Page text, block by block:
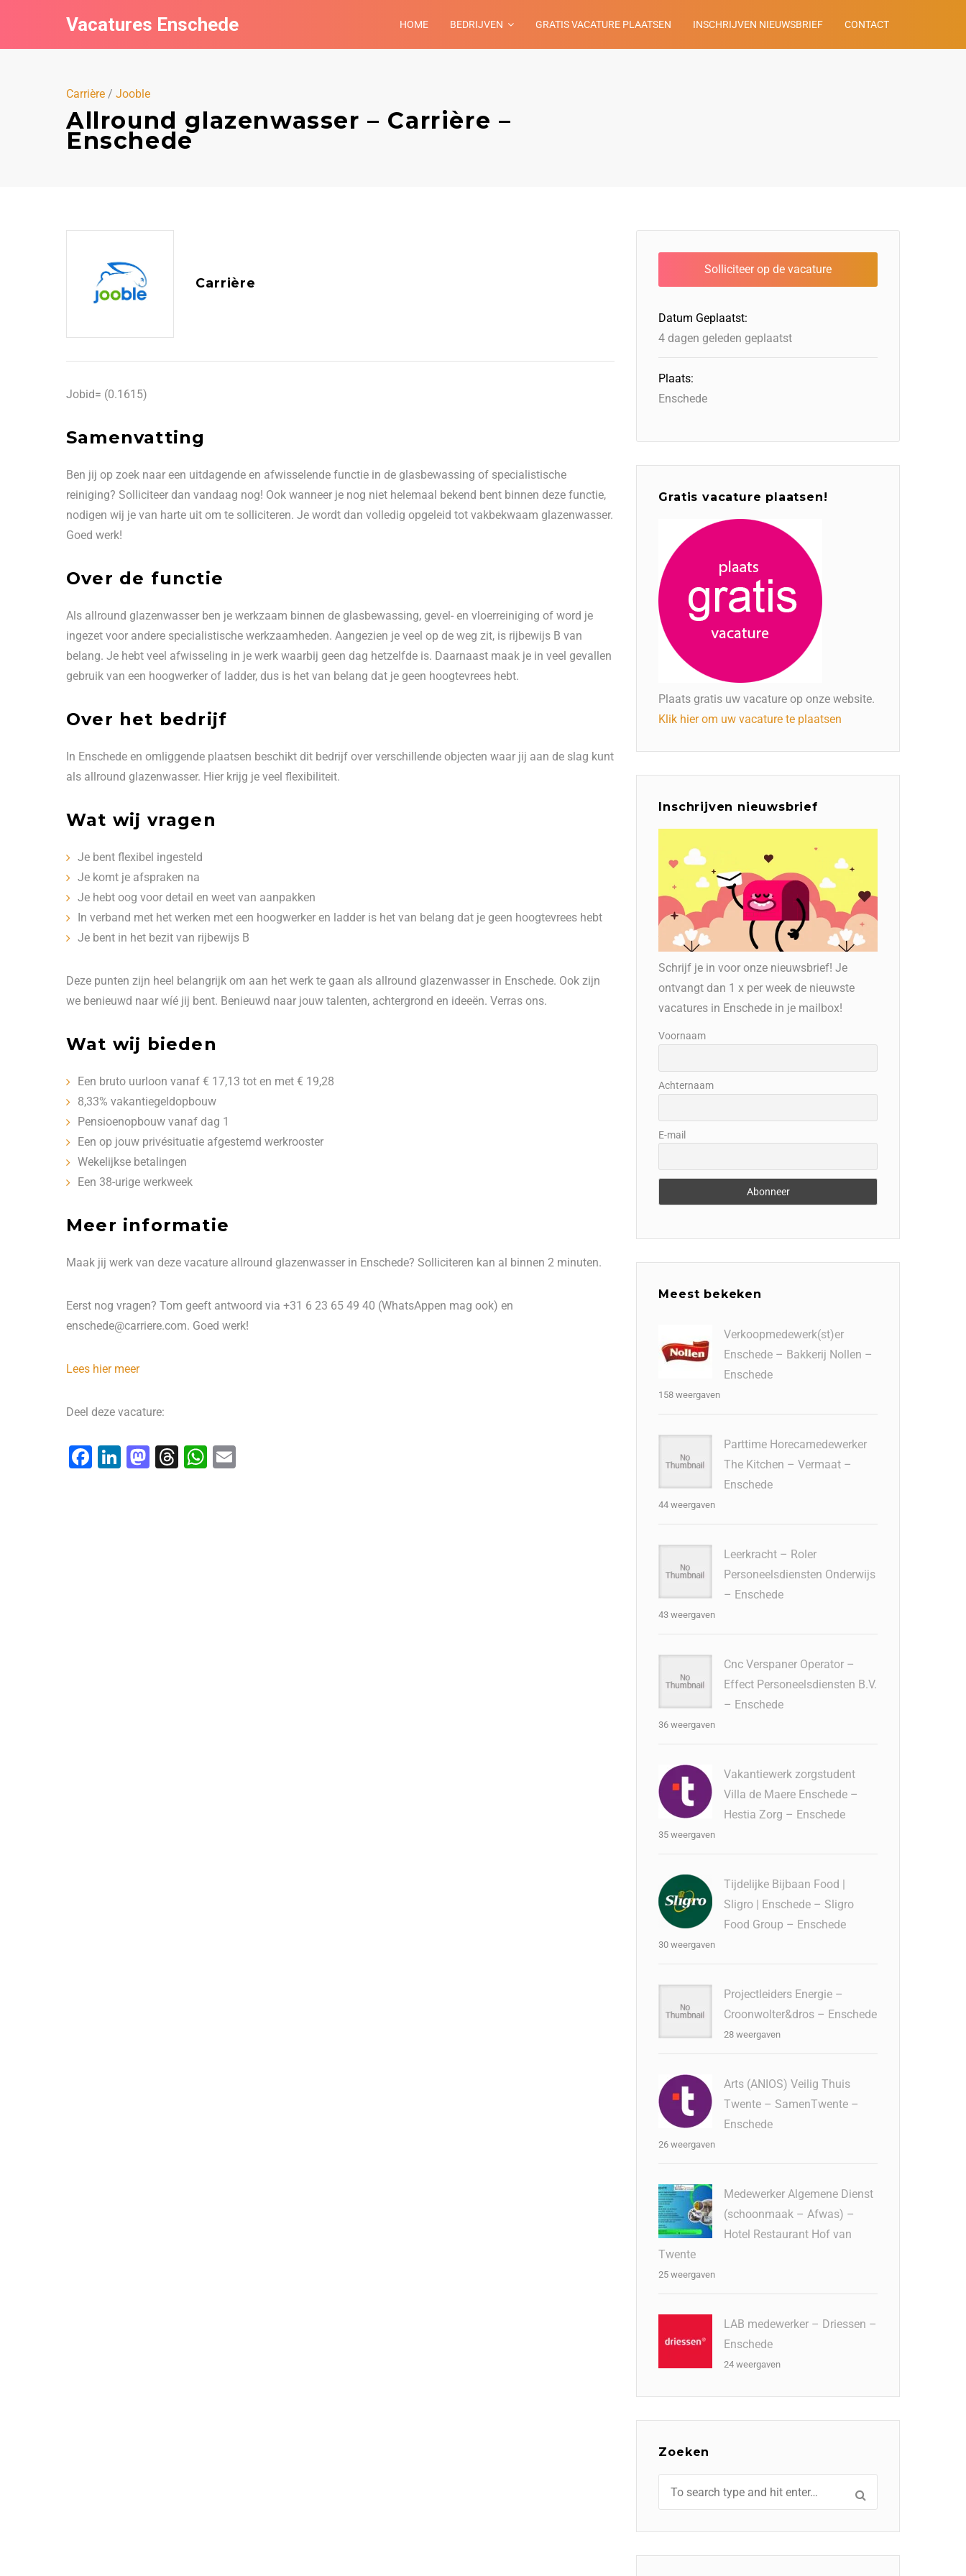
Vacatures Enschede HOME BEDRIJVEN GRATIS VACATURE PLAATSEN INSCHRIJVEN NIEUWSBRIEF CONTACT
Carrière / Jooble
Allround glazenwasser – Carrière –
Enschede
Carrière
Jobid= (0.1615)
Samenvatting
Ben jij op zoek naar een uitdagende en afwisselende functie in de glasbewassing of specialistische
reiniging? Solliciteer dan vandaag nog! Ook wanneer je nog niet helemaal bekend bent binnen deze functie,
nodigen wij je van harte uit om te solliciteren. Je wordt dan volledig opgeleid tot vakbekwaam glazenwasser.
Goed werk!
Over de functie
Als allround glazenwasser ben je werkzaam binnen de glasbewassing, gevel- en vloerreiniging of word je
ingezet voor andere specialistische werkzaamheden. Aangezien je veel op de weg zit, is rijbewijs B van
belang. Je hebt veel afwisseling in je werk waarbij geen dag hetzelfde is. Daarnaast maak je in veel gevallen
gebruik van een hoogwerker of ladder, dus is het van belang dat je geen hoogtevrees hebt.
Over het bedrijf
In Enschede en omliggende plaatsen beschikt dit bedrijf over verschillende objecten waar jij aan de slag kunt
als allround glazenwasser. Hier krijg je veel flexibiliteit.
Wat wij vragen
Je bent flexibel ingesteld
Je komt je afspraken na
Je hebt oog voor detail en weet van aanpakken
In verband met het werken met een hoogwerker en ladder is het van belang dat je geen hoogtevrees hebt
Je bent in het bezit van rijbewijs B
Deze punten zijn heel belangrijk om aan het werk te gaan als allround glazenwasser in Enschede. Ook zijn
we benieuwd naar wíé jij bent. Benieuwd naar jouw talenten, achtergrond en ideeën. Verras ons.
Wat wij bieden
Een bruto uurloon vanaf € 17,13 tot en met € 19,28
8,33% vakantiegeldopbouw
Pensioenopbouw vanaf dag 1
Een op jouw privésituatie afgestemd werkrooster
Wekelijkse betalingen
Een 38-urige werkweek
Meer informatie
Maak jij werk van deze vacature allround glazenwasser in Enschede? Solliciteren kan al binnen 2 minuten.
Eerst nog vragen? Tom geeft antwoord via +31 6 23 65 49 40 (WhatsAppen mag ook) en
enschede@carriere.com. Goed werk!
Lees hier meer
Deel deze vacature:
F
Li
M T
W
Datum Geplaatst:
4 dagen geleden geplaatst
Plaats:
Enschede
Gratis vacature plaatsen!
Plaats gratis uw vacature op onze website.
Klik hier om uw vacature te plaatsen
Inschrijven nieuwsbrief
Schrijf je in voor onze nieuwsbrief! Je
ontvangt dan 1 x per week de nieuwste
vacatures in Enschede in je mailbox!
Voornaam
Achternaam
E-mail
Meest bekeken
Verkoopmedewerk(st)er
Enschede – Bakkerij Nollen –
Enschede
158 weergaven
Parttime Horecamedewerker
The Kitchen – Vermaat –
Enschede
44 weergaven
Leerkracht – Roler
Personeelsdiensten Onderwijs
– Enschede
43 weergaven
Cnc Verspaner Operator –
Effect Personeelsdiensten B.V.
– Enschede
36 weergaven
Vakantiewerk zorgstudent
Villa de Maere Enschede –
Hestia Zorg – Enschede
35 weergaven
Tijdelijke Bijbaan Food |
Sligro | Enschede – Sligro
Food Group – Enschede
30 weergaven
Projectleiders Energie –
Croonwolter&dros – Enschede
28 weergaven
Arts (ANIOS) Veilig Thuis
Twente – SamenTwente –
Enschede
26 weergaven
Medewerker Algemene Dienst
(schoonmaak – Afwas) –
Hotel Restaurant Hof van
Twente
25 weergaven
LAB medewerker – Driessen –
Enschede
24 weergaven
Zoeken